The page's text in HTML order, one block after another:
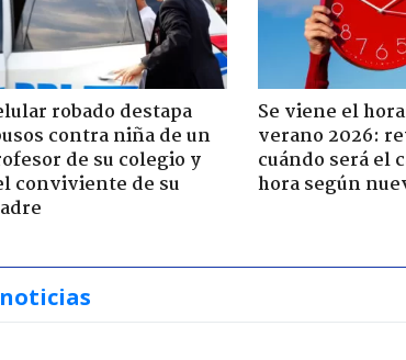
robado destapa
contra niña de un
de su colegio y
conviviente de su
Se viene el
verano 2026:
cuándo será el
hora según